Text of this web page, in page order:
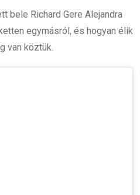
bele Richard Gere Alejandra
egymásról, és hogyan élik
van köztük.